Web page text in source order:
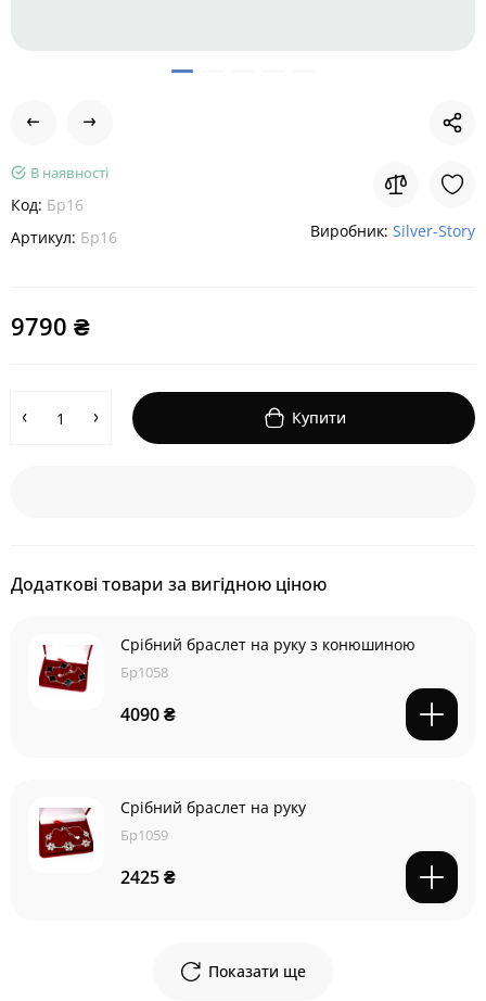
В наявності
Код: Бр16
Артикул: Бр16 Виробник: Silver-Story
9790 ₴
Купити
Додаткові товари за вигідною ціною
Срібний браслет на руку з конюшиною
Бр1058
4090 ₴
Срібний браслет на руку
Бр1059
2425 ₴
Показати ще